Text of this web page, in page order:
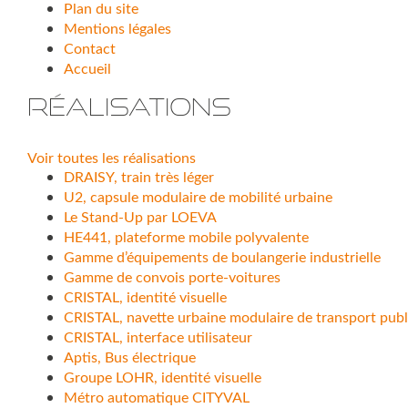
Plan du site
Mentions légales
Contact
Accueil
Réalisations
Voir toutes les réalisations
DRAISY, train très léger
U2, capsule modulaire de mobilité urbaine
Le Stand-Up par LOEVA
HE441, plateforme mobile polyvalente
Gamme d’équipements de boulangerie industrielle
Gamme de convois porte-voitures
CRISTAL, identité visuelle
CRISTAL, navette urbaine modulaire de transport
CRISTAL, interface utilisateur
Aptis, Bus électrique
Groupe LOHR, identité visuelle
Métro automatique CITYVAL